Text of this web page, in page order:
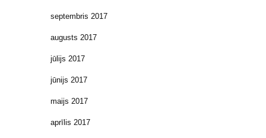
septembris 2017
augusts 2017
jūlijs 2017
jūnijs 2017
maijs 2017
aprīlis 2017